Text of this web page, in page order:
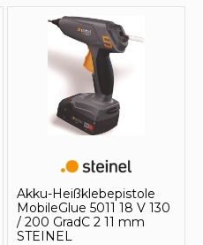
Akku-Heißklebepistole
MobileGlue 5011 18 V 130
/ 200 GradC 2 11 mm
STEINEL